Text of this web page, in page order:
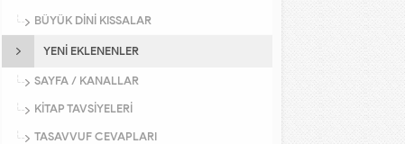
BÜYÜK DİNİ KISSALAR
YENİ EKLENENLER
SAYFA / KANALLAR
KİTAP TAVSİYELERİ
TASAVVUF CEVAPLARI